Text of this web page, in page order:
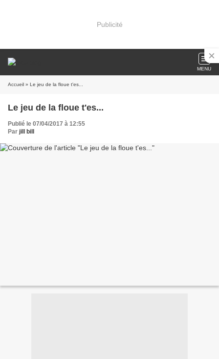
Publicité
MENU
Accueil » Le jeu de la floue t'es...
Le jeu de la floue t'es...
Publié le 07/04/2017 à 12:55
Par jill bill